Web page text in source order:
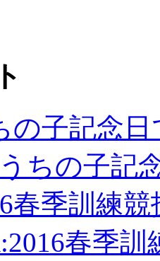
の子記念
ちの子記
春季訓練
春季